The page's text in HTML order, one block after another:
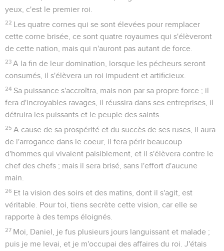
yeux, c'est le premier roi.
22 Les quatre cornes qui se sont élevées pour remplacer
cette corne brisée, ce sont quatre royaumes qui s'élèveront
de cette nation, mais qui n'auront pas autant de force.
23 A la fin de leur domination, lorsque les pécheurs seront
consumés, il s'élèvera un roi impudent et artificieux.
24 Sa puissance s'accroîtra, mais non par sa propre force ; il
fera d'incroyables ravages, il réussira dans ses entreprises, il
détruira les puissants et le peuple des saints.
25 A cause de sa prospérité et du succès de ses ruses, il aura
de l'arrogance dans le coeur, il fera périr beaucoup
d'hommes qui vivaient paisiblement, et il s'élèvera contre le
chef des chefs ; mais il sera brisé, sans l'effort d'aucune
main.
26 Et la vision des soirs et des matins, dont il s'agit, est
véritable. Pour toi, tiens secrète cette vision, car elle se
rapporte à des temps éloignés.
27 Moi, Daniel, je fus plusieurs jours languissant et malade ;
puis je me levai, et je m'occupai des affaires du roi. J'étais